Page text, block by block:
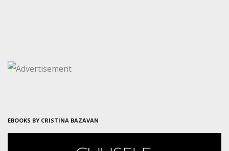
EBOOKS BY CRISTINA BAZAVAN